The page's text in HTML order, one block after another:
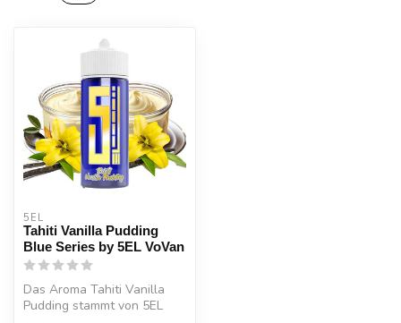
5EL
Tahiti Vanilla Pudding
Blue Series by 5EL VoVan
Das Aroma Tahiti Vanilla
Pudding stammt von 5EL